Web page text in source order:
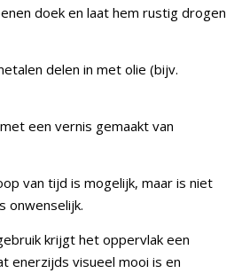
doek en laat hem rustig drogen
delen in met olie (bijv.
een vernis gemaakt van
van tijd is mogelijk, maar is niet
onwenselijk.
krijgt het oppervlak een
enerzijds visueel mooi is en